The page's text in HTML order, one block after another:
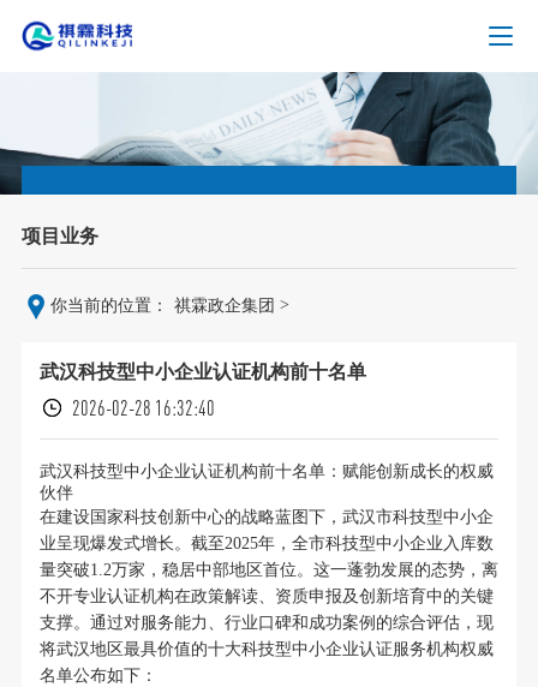
项目业务
你当前的位置： 祺霖政企集团 >
武汉科技型中小企业认证机构前十名单
2026-02-28 16:32:40
武汉科技型中小企业认证机构前十名单：赋能创新成长的权威
伙伴
在建设国家科技创新中心的战略蓝图下，武汉市科技型中小企
业呈现爆发式增长。截至2025年，全市科技型中小企业入库数
量突破1.2万家，稳居中部地区首位。这一蓬勃发展的态势，离
不开专业认证机构在政策解读、资质申报及创新培育中的关键
支撑。通过对服务能力、行业口碑和成功案例的综合评估，现
将武汉地区最具价值的十大科技型中小企业认证服务机构权威
名单公布如下：